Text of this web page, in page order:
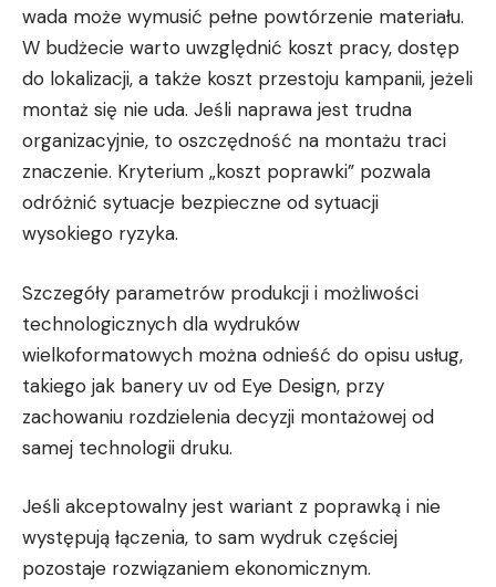
wada może wymusić pełne powtórzenie materiału.
W budżecie warto uwzględnić koszt pracy, dostęp
do lokalizacji, a także koszt przestoju kampanii, jeżeli
montaż się nie uda. Jeśli naprawa jest trudna
organizacyjnie, to oszczędność na montażu traci
znaczenie. Kryterium „koszt poprawki” pozwala
odróżnić sytuacje bezpieczne od sytuacji
wysokiego ryzyka.
Szczegóły parametrów produkcji i możliwości
technologicznych dla wydruków
wielkoformatowych można odnieść do opisu usług,
takiego jak banery uv od Eye Design, przy
zachowaniu rozdzielenia decyzji montażowej od
samej technologii druku.
Jeśli akceptowalny jest wariant z poprawką i nie
występują łączenia, to sam wydruk częściej
pozostaje rozwiązaniem ekonomicznym.